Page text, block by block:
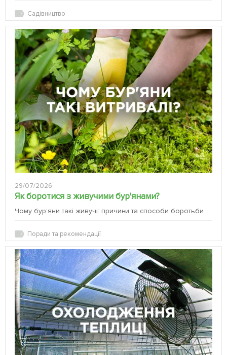
Садівництво
29/07/2026
Як боротися з живучими бур'янами?
Чому бур’яни такі живучі: причини та способи боротьби
Поради та рекомендації